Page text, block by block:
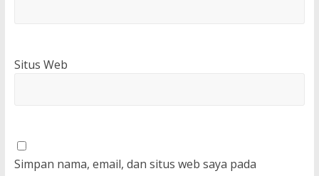
Situs Web
Simpan nama, email, dan situs web saya pada